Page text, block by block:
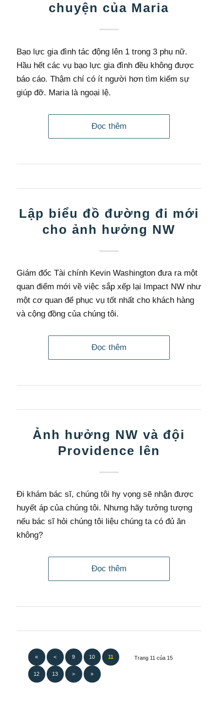
chuyện của Maria
Bạo lực gia đình tác động lên 1 trong 3 phụ nữ.
Hầu hết các vụ bạo lực gia đình đều không được
báo cáo. Thậm chí có ít người hơn tìm kiếm sự
giúp đỡ. Maria là ngoại lệ.
Đọc thêm
Lập biểu đồ đường đi mới
cho ảnh hưởng NW
Giám đốc Tài chính Kevin Washington đưa ra một
quan điểm mới về việc sắp xếp lại Impact NW như
một cơ quan để phục vụ tốt nhất cho khách hàng
và cộng đồng của chúng tôi.
Đọc thêm
Ảnh hưởng NW và đội
Providence lên
Đi khám bác sĩ, chúng tôi hy vọng sẽ nhận được
huyết áp của chúng tôi. Nhưng hãy tưởng tượng
nếu bác sĩ hỏi chúng tôi liệu chúng ta có đủ ăn
không?
Đọc thêm
Trang 11 của 15
« < 9 10 11
12 13 > »